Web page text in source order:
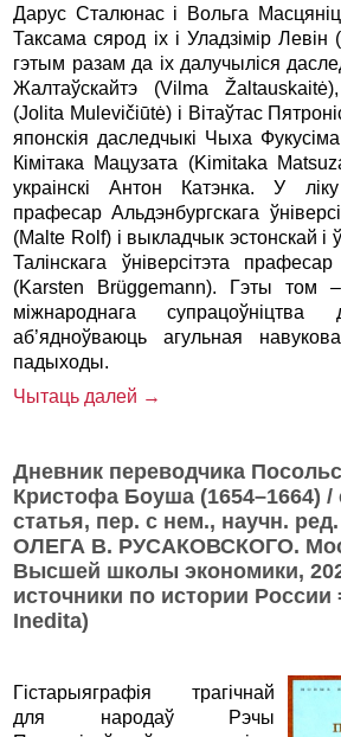
Дарус Сталюнас і Вольга
Таксама сярод іх і Уладзімір
гэтым разам да іх далучыліся
Жалтаўскайтэ (Vilma
(Jolita Mulevičiūtė) і Вітаўтас
японскія даследчыкі Чыха
Кімітака Мацузата (Kimitaka
украінскі Антон Катэнка. У
прафесар Альдэнбургскага
(Malte Rolf) і выкладчык эстонскай і
Талінскага ўніверсітэта
(Karsten Brüggemann). Гэты том
міжнароднага супрацоўніцтва
аб’ядноўваюць агульная
падыходы.
Чытаць далей →
Дневник переводчика
Кристофа Боуша (1654–1664) /
статья, пер. с нем., научн.
ОЛЕГА В. РУСАКОВСКОГО.
Высшей школы экономики,
источники по истории России
Inedita)
Гістарыяграфія трагічнай
для народаў Рэчы